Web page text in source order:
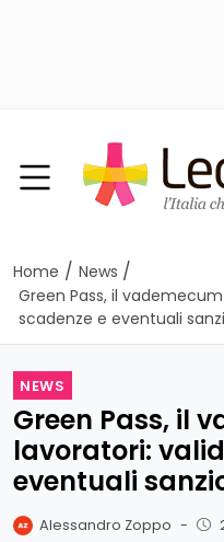
Home / News /
Green Pass, il
scadenze e eventuali
NEWS
Green Pass, il
lavoratori:
eventuali
Alessandro Zoppo -